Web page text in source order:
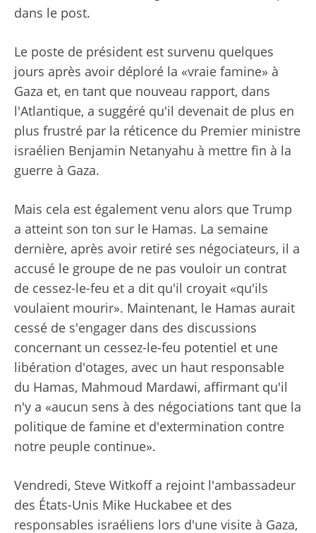
dans le post.
Le poste de président est survenu quelques
jours après avoir déploré la «vraie famine» à
Gaza et, en tant que nouveau rapport, dans
l'Atlantique, a suggéré qu'il devenait de plus en
plus frustré par la réticence du Premier ministre
israélien Benjamin Netanyahu à mettre fin à la
guerre à Gaza.
Mais cela est également venu alors que Trump
a atteint son ton sur le Hamas. La semaine
dernière, après avoir retiré ses négociateurs, il a
accusé le groupe de ne pas vouloir un contrat
de cessez-le-feu et a dit qu'il croyait «qu'ils
voulaient mourir». Maintenant, le Hamas aurait
cessé de s'engager dans des discussions
concernant un cessez-le-feu potentiel et une
libération d'otages, avec un haut responsable
du Hamas, Mahmoud Mardawi, affirmant qu'il
n'y a «aucun sens à des négociations tant que la
politique de famine et d'extermination contre
notre peuple continue».
Vendredi, Steve Witkoff a rejoint l'ambassadeur
des États-Unis Mike Huckabee et des
responsables israéliens lors d'une visite à Gaza,